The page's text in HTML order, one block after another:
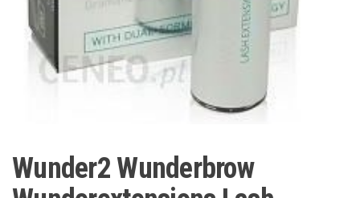
Wunder2 Wunderbrow